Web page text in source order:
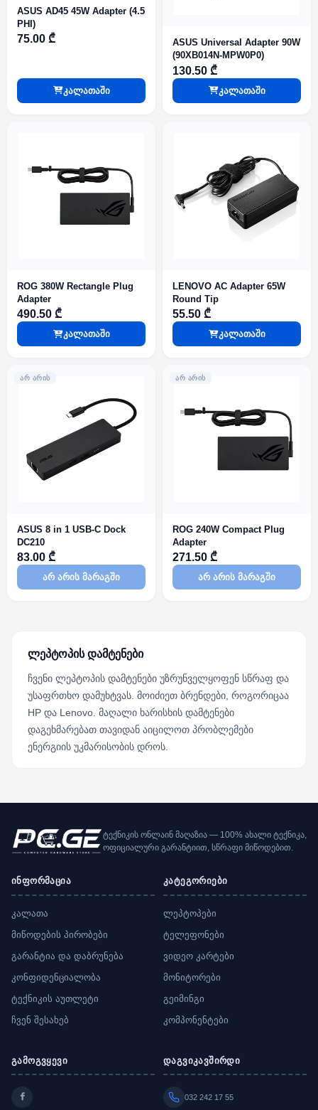
ASUS AD45 45W Adapter (4.5
PHI)
75.00 ₾
კალათაში
ASUS Universal Adapter 90W
(90XB014N-MPW0P0)
130.50 ₾
კალათაში
ROG 380W Rectangle Plug
Adapter
490.50 ₾
კალათაში
LENOVO AC Adapter 65W
Round Tip
55.50 ₾
კალათაში
ᲐᲠ ᲐᲠᲘᲡ
ASUS 8 in 1 USB-C Dock
DC210
83.00 ₾
არ არის მარაგში
ᲐᲠ ᲐᲠᲘᲡ
ROG 240W Compact Plug
Adapter
271.50 ₾
არ არის მარაგში
ლეპტოპის დამტენები
ჩვენი ლეპტოპის დამტენები უზრუნველყოფენ სწრაფ და
უსაფრთხო დამუხტვას. მოიძიეთ ბრენდები, როგორიცაა
HP და Lenovo. მაღალი ხარისხის დამტენები
დაგეხმარებათ თავიდან აიცილოთ პრობლემები
ენერგიის უკმარისობის დროს.
ტექნიკის ონლაინ მაღაზია — 100% ახალი ტექნიკა,
ოფიციალური გარანტიით, სწრაფი მიწოდებით.
ინფორმაცია
კალათა
მიწოდების პირობები
გარანტია და დაბრუნება
კონფიდენციალობა
ტექნიკის აუთლეტი
ჩვენ შესახებ
კატეგორიები
ლეპტოპები
ტელეფონები
ვიდეო კარტები
მონიტორები
გეიმინგი
კომპონენტები
გამოგვყევი დაგვიკავშირდი
032 242 17 55